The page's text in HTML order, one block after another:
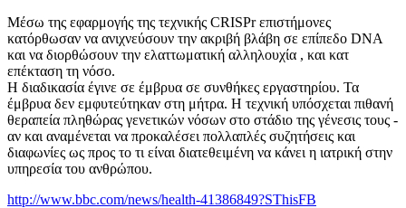
Μέσω της εφαρμογής της τεχνικής CRISPr επιστήμονες
κατόρθωσαν να ανιχνεύσουν την ακριβή βλάβη σε επίπεδο DNA
και να διορθώσουν την ελαττωματική αλληλουχία , και κατ
επέκταση τη νόσο.
Η διαδικασία έγινε σε έμβρυα σε συνθήκες εργαστηρίου. Τα
έμβρυα δεν εμφυτεύτηκαν στη μήτρα. Η τεχνική υπόσχεται πιθανή
θεραπεία πληθώρας γενετικών νόσων στο στάδιο της γένεσις τους -
αν και αναμένεται να προκαλέσει πολλαπλές συζητήσεις και
διαφωνίες ως προς το τι είναι διατεθειμένη να κάνει η ιατρική στην
υπηρεσία του ανθρώπου.
http://www.bbc.com/news/health-41386849?SThisFB